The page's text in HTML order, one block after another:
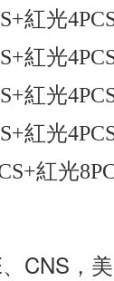
紅光
紅光
紅光
紅光
紅光
CNS，